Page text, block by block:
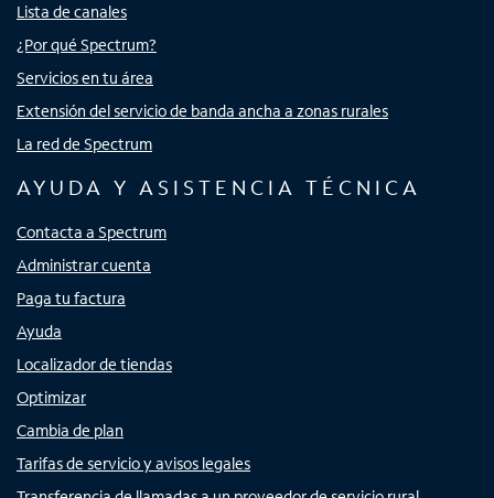
Lista de canales
¿Por qué Spectrum?
Servicios en tu área
Extensión del servicio de banda ancha a zonas rurales
La red de Spectrum
AYUDA Y ASISTENCIA TÉCNICA
Contacta a Spectrum
Administrar cuenta
Paga tu factura
Ayuda
Localizador de tiendas
Optimizar
Cambia de plan
Tarifas de servicio y avisos legales